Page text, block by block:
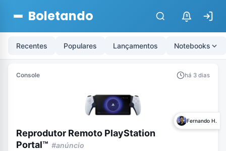
Boletando $
Recentes Populares Lançamentos Notebooks
Console há 3 dias
Fernando H.
Reprodutor Remoto PlayStation
Portal™ #anúncio